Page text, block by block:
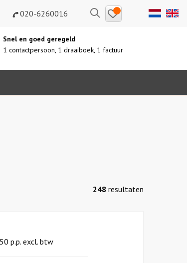
020-6260016 ZoekenBewaarde
uitjes
Snel en goed geregeld
1 contactpersoon, 1 draaiboek, 1 factuur
248 resultaten
p.p. excl. btw